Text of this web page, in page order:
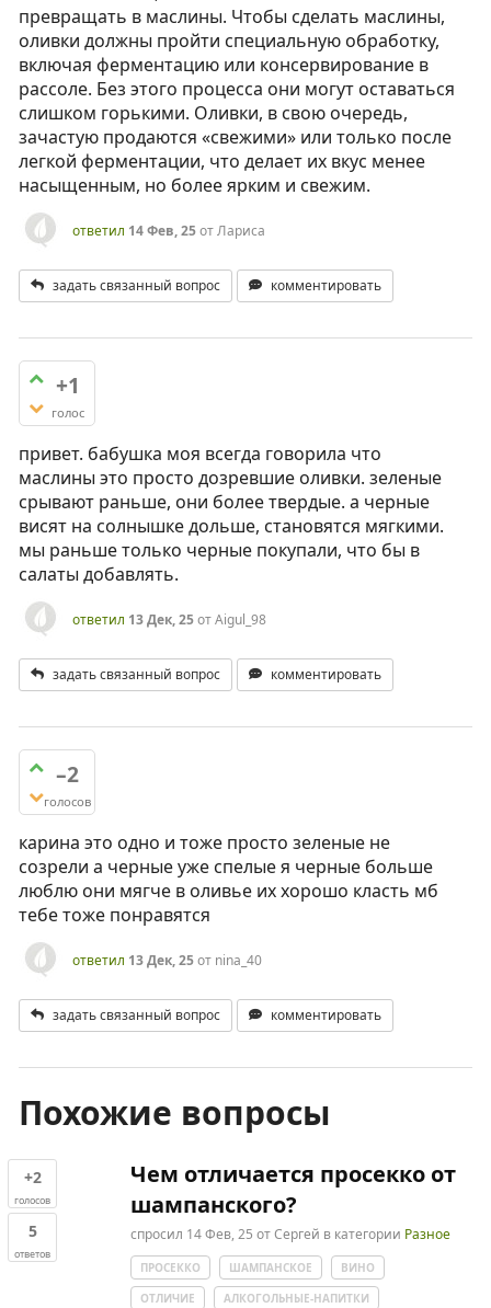
превращать в маслины. Чтобы сделать маслины,
оливки должны пройти специальную обработку,
включая ферментацию или консервирование в
рассоле. Без этого процесса они могут оставаться
слишком горькими. Оливки, в свою очередь,
зачастую продаются «свежими» или только после
легкой ферментации, что делает их вкус менее
насыщенным, но более ярким и свежим.
ответил 14 Фев, 25отЛариса
задать связанный вопрос комментировать
+1
голос
привет. бабушка моя всегда говорила что
маслины это просто дозревшие оливки. зеленые
срывают раньше, они более твердые. а черные
висят на солнышке дольше, становятся мягкими.
мы раньше только черные покупали, что бы в
салаты добавлять.
ответил 13 Дек, 25отAigul_98
задать связанный вопрос комментировать
–2
голосов
карина это одно и тоже просто зеленые не
созрели а черные уже спелые я черные больше
люблю они мягче в оливье их хорошо класть мб
тебе тоже понравятся
ответил 13 Дек, 25от nina_40
задать связанный вопрос комментировать
Похожие вопросы
+2
голосов
5
ответов
Чем отличается просекко от
шампанского?
спросил 14 Фев, 25 отСергей в категории Разное
ПРОСЕККО ШАМПАНСКОЕ
ВИНО
ОТЛИЧИЕ
АЛКОГОЛЬНЫЕ-НАПИТКИ